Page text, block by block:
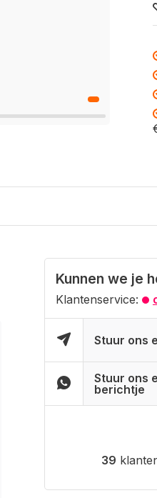
Kunnen we je
Klantenservice:
Stuur ons
Stuur ons
berichtje
39